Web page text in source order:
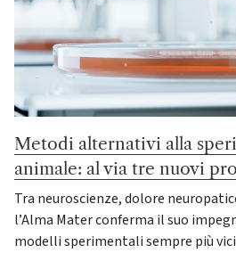
Metodi alternativi alla
animale: al via tre nuovi
Tra neuroscienze, dolore
l’Alma Mater conferma il suo
modelli sperimentali sempre più